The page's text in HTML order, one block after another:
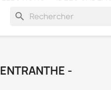
search
-